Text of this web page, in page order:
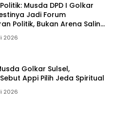
Musda DPD I Golkar
Jadi Forum
Politik, Bukan Arena Saling
2026
Golkar Sulsel,
Appi Pilih Jeda Spiritual
2026